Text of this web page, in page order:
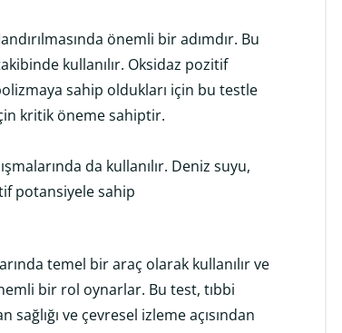
önemli bir adımdır. Bu
kullanılır. Oksidaz pozitif
sahip oldukları için bu testle
kritik öneme sahiptir.
da kullanılır. Deniz suyu,
potansiyele sahip
temel bir araç olarak kullanılır ve
bir rol oynarlar. Bu test, tıbbi
ve çevresel izleme açısından